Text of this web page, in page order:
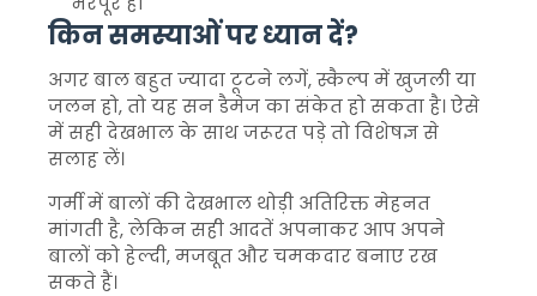
किन समस्याओं पर ध्यान दें?
अगर बाल बहुत ज्यादा टूटने लगें, स्कैल्प में खुजली या
जलन हो, तो यह सन डैमेज का संकेत हो सकता है। ऐसे
में सही देखभाल के साथ जरूरत पड़े तो विशेषज्ञ से
सलाह लें।
गर्मी में बालों की देखभाल थोड़ी अतिरिक्त मेहनत
मांगती है, लेकिन सही आदतें अपनाकर आप अपने
बालों को हेल्दी, मजबूत और चमकदार बनाए रख
सकते हैं।